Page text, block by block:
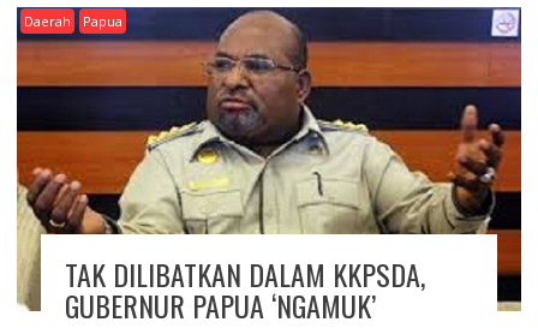
Daerah Papua
TAK DILIBATKAN DALAM KKPSDA,
GUBERNUR PAPUA ‘NGAMUK’